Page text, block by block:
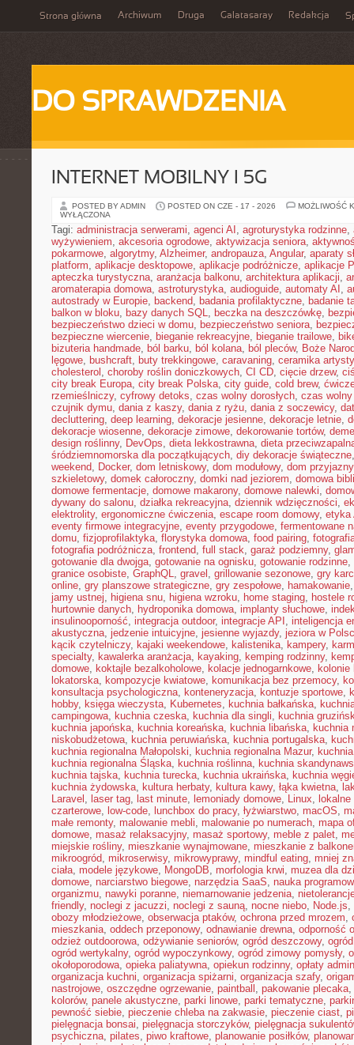
Strona główna Archiwum Druga Galatasaray Redakcja
DO SPRAWDZENIA
INTERNET MOBILNY I 5G
POSTED BY ADMIN POSTED ON CZE - 17 - 2026
MOŻLIWOŚĆ
WYŁĄCZONA
Tagi: administracja serwerami, agenci AI , agroturystyka rodzinne,
wyżywieniem, akcesoria ogrodowe, aktywizacja seniora,
pokarmowe, algorytmy, Alzheimer, andropauza, Angular, aparaty
platform, aplikacje desktopowe, aplikacje podróżnicze, aplikacje
apteczka turystyczna, aranżacja balkonu, architektura aplikacji,
aromaterapia domowa, astroturystyka, audioguide, automaty AI ,
autostrady w Europie, backend, badania profilaktyczne, badanie
balkon w bloku, bazy danych SQL, beczka na deszczówkę,
bezpieczeństwo dzieci w domu, bezpieczeństwo seniora,
bezpieczne wiercenie, bieganie rekreacyjne, bieganie trailowe,
bizuteria handmade, ból barku, ból kolana, ból pleców, Boże
lęgowe, bushcraft, buty trekkingowe, caravaning, ceramika
cholesterol , choroby roślin doniczkowych, CI CD, cięcie drzew,
city break Europa, city break Polska, city guide, cold brew,
rzemieślniczy, cyfrowy detoks, czas wolny dorosłych, czas
czujnik dymu, dania z kaszy, dania z ryżu, dania z soczewicy,
decluttering, deep learning, dekoracje jesienne, dekoracje letnie,
dekoracje wiosenne, dekoracje zimowe, dekorowanie tortów,
design roślinny, DevOps, dieta lekkostrawna, dieta
śródziemnomorska dla początkujących, diy dekoracje świąteczne
weekend, Docker, dom letniskowy, dom modułowy, dom
szkieletowy, domek całoroczny, domki nad jeziorem, domowa
domowe fermentacje, domowe makarony, domowe nalewki,
dywany do salonu, działka rekreacyjna, dziennik wdzięczności,
elektrolity, ergonomiczne ćwiczenia, escape room domowy, etyka
eventy firmowe integracyjne, eventy przygodowe, fermentowane
domu, fizjoprofilaktyka, florystyka domowa, food pairing,
fotografia podróżnicza, frontend, full stack, garaż podziemny,
gotowanie dla dwojga, gotowanie na ognisku, gotowanie rodzinne,
granice osobiste, GraphQL, gravel , grillowanie sezonowe, gry
online, gry planszowe strategiczne, gry zespołowe, hamakowanie
jamy ustnej, higiena snu, higiena wzroku, home staging, hostele
hurtownie danych, hydroponika domowa, implanty słuchowe,
insulinooporność, integracja outdoor, integracje API , inteligencja
akustyczna, jedzenie intuicyjne, jesienne wyjazdy, jeziora w
kącik czytelniczy, kajaki weekendowe, kalistenika, kampery,
specialty, kawalerka aranżacja, kayaking, kemping rodzinny,
domowe, koktajle bezalkoholowe, kolacje jednogarnkowe, kolonie
lokatorska, kompozycje kwiatowe, komunikacja bez przemocy,
konsultacja psychologiczna, konteneryzacja, kontuzje sportowe,
hobby, księga wieczysta, Kubernetes, kuchnia bałkańska,
campingowa, kuchnia czeska, kuchnia dla singli, kuchnia
kuchnia japońska, kuchnia koreańska, kuchnia libańska, kuchnia
niskobudżetowa, kuchnia peruwiańska, kuchnia portugalska,
kuchnia regionalna Małopolski, kuchnia regionalna Mazur,
kuchnia regionalna Śląska, kuchnia roślinna, kuchnia
kuchnia tajska, kuchnia turecka, kuchnia ukraińska, kuchnia
kuchnia żydowska, kultura herbaty, kultura kawy, łąka kwietna,
Laravel , laser tag, last minute, lemoniady domowe, Linux,
czarterowe, low-code, lunchbox do pracy, łyżwiarstwo, macOS,
małe remonty, malowanie mebli, malowanie po numerach, mapa
domowe, masaż relaksacyjny, masaż sportowy, meble z palet,
miejskie rośliny, mieszkanie wynajmowane, mieszkanie z
mikroogród, mikroserwisy, mikrowyprawy, mindful eating, mniej
ciała, modele językowe, MongoDB, morfologia krwi, muzea dla
domowe, narciarstwo biegowe, narzędzia SaaS, nauka
organizmu, nawyki poranne, niemarnowanie jedzenia,
friendly, noclegi z jacuzzi, noclegi z sauną, nocne niebo, Node.js,
obozy młodzieżowe, obserwacja ptaków, ochrona przed mrozem,
mieszkania, oddech przeponowy, odnawianie drewna, odporność
odzież outdoorowa, odżywianie seniorów, ogród deszczowy,
ogród wertykalny, ogród wypoczynkowy, ogród zimowy pomysły,
okołoporodowa, opieka paliatywna, opiekun rodzinny, opłaty
organizacja kuchni, organizacja spiżarni, organizacja szafy,
nastrojowe, oszczędne ogrzewanie, paintball , pakowanie plecaka,
kolorów, panele akustyczne, parki linowe, parki tematyczne,
pewność siebie, pieczenie chleba na zakwasie, pieczenie ciast,
pielęgnacja bonsai, pielęgnacja storczyków, pielęgnacja
psychiczna, pilates, piwo kraftowe, planowanie posiłków,